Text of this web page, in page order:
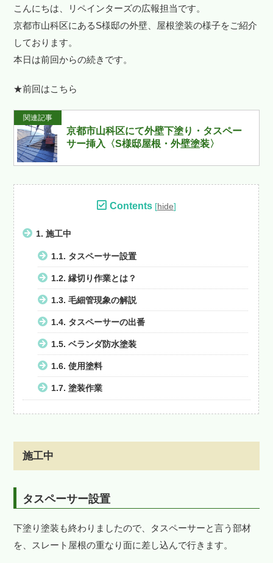
こんにちは、リペインターズの広報担当です。
京都市山科区にあるS様邸の外壁、屋根塗装の様子をご紹介
しております。
本日は前回からの続きです。
★前回はこちら
関連記事
京都市山科区にて外壁下塗り・タスペー
サー挿入〈S様邸屋根・外壁塗装〉
Contents [hide]
1. 施工中
1.1. タスペーサー設置
1.2. 縁切り作業とは？
1.3. 毛細管現象の解説
1.4. タスペーサーの出番
1.5. ベランダ防水塗装
1.6. 使用塗料
1.7. 塗装作業
施工中
タスペーサー設置
下塗り塗装も終わりましたので、タスペーサーと言う部材
を、スレート屋根の重なり面に差し込んで行きます。